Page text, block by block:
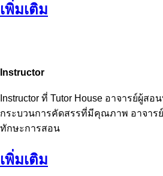
เพิ่มเติม
Instructor
Instructor ที่ Tutor House อาจารย์ผู้ส
กระบวนการคัดสรรที่มีคุณภาพ อาจาร
ทักษะการสอน
เพิ่มเติม